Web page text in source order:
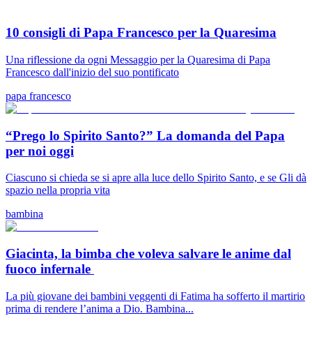
10 consigli di Papa Francesco per la Quaresima
Una riflessione da ogni Messaggio per la Quaresima di Papa
Francesco dall'inizio del suo pontificato
papa francesco
“Prego lo Spirito Santo?” La domanda del Papa
per noi oggi
Ciascuno si chieda se si apre alla luce dello Spirito Santo, e se Gli dà
spazio nella propria vita
bambina
Giacinta, la bimba che voleva salvare le anime dal
fuoco infernale
La più giovane dei bambini veggenti di Fatima ha sofferto il martirio
prima di rendere l’anima a Dio. Bambina...